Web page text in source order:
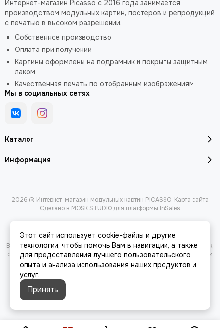
Каталог
Информация
Интернет-магазин Picasso с 2016 года занимается
производством модульных картин, постеров и репродукций
с печатью в высоком разрешении.
Собственное производство
Оплата при получении
Картины оформлены на подрамник и покрыты защитным
лаком
Качественная печать по отобранным изображениям
Мы в социальных сетях
2026 © Интернет-магазин модульных картин PICASSO. Карта сайта
Сделано в MOSK.STUDIO для платформы InSales
Вся представленная на сайте информация, касающаяся характеристик,
стоимости товаров и услуг, носит информационный характер и ни при
каких условиях не является публичной офертой, определяемой
положениями Статьи 437(2) Гражданского кодекса РФ.
Этот сайт использует cookie-файлы и другие
технологии, чтобы помочь Вам в навигации, а также
для предоставления лучшего пользовательского
опыта и анализа использования наших продуктов и
услуг.
Принять